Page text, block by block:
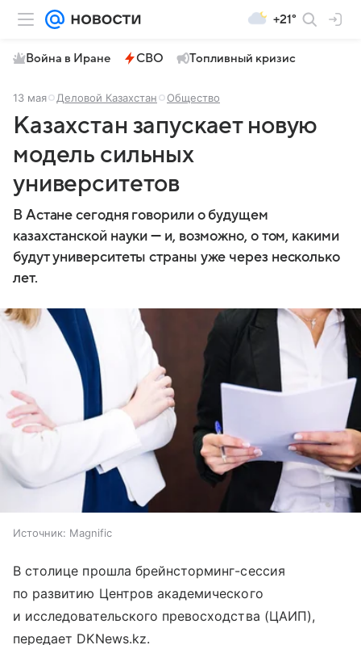
+21°
Война в Иране СВО Топливный кризис
13 мая Деловой Казахстан Общество
Казахстан запускает новую
модель сильных
университетов
В Астане сегодня говорили о будущем
казахстанской науки — и, возможно, о том, какими
будут университеты страны уже через несколько
лет.
Источник: Magnific
В столице прошла брейнсторминг-сессия
по развитию Центров академического
и исследовательского превосходства (ЦАИП),
передает DKNews.kz.